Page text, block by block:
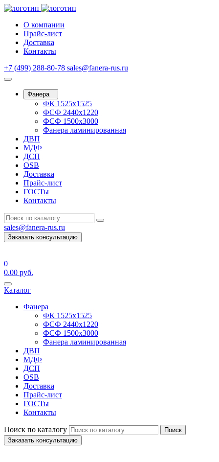
О компании
Прайс-лист
Доставка
Контакты
+7 (499) 288-80-78 sales@fanera-rus.ru
Фанера
ФК 1525х1525
ФСФ 2440х1220
ФСФ 1500х3000
Фанера ламинированная
ДВП
МДФ
ДСП
OSB
Доставка
Прайс-лист
ГОСТы
Контакты
sales@fanera-rus.ru
Заказать консультацию
0
0.00 руб.
Каталог
Фанера
ФК 1525х1525
ФСФ 2440х1220
ФСФ 1500х3000
Фанера ламинированная
ДВП
МДФ
ДСП
OSB
Доставка
Прайс-лист
ГОСТы
Контакты
Поиск по каталогу
Поиск
Заказать консультацию